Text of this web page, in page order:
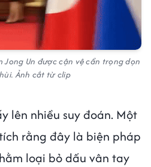
Jong Un được cận vệ cẩn trọng dọn
Ảnh cắt từ clip
lên nhiều suy đoán. Một
rằng đây là biện pháp
loại bỏ dấu vân tay